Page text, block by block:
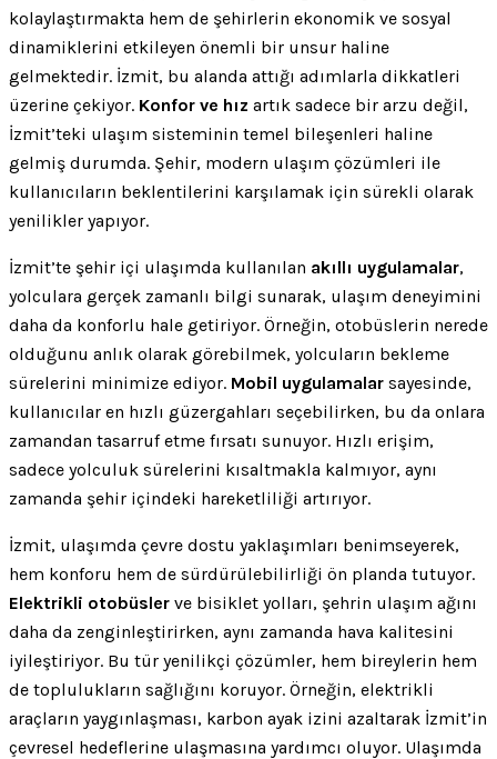
kolaylaştırmakta hem de şehirlerin ekonomik ve sosyal
dinamiklerini etkileyen önemli bir unsur haline
gelmektedir. İzmit, bu alanda attığı adımlarla dikkatleri
üzerine çekiyor. Konfor ve hız artık sadece bir arzu değil,
İzmit’teki ulaşım sisteminin temel bileşenleri haline
gelmiş durumda. Şehir, modern ulaşım çözümleri ile
kullanıcıların beklentilerini karşılamak için sürekli olarak
yenilikler yapıyor.
İzmit’te şehir içi ulaşımda kullanılan akıllı uygulamalar,
yolculara gerçek zamanlı bilgi sunarak, ulaşım deneyimini
daha da konforlu hale getiriyor. Örneğin, otobüslerin nerede
olduğunu anlık olarak görebilmek, yolcuların bekleme
sürelerini minimize ediyor. Mobil uygulamalar sayesinde,
kullanıcılar en hızlı güzergahları seçebilirken, bu da onlara
zamandan tasarruf etme fırsatı sunuyor. Hızlı erişim,
sadece yolculuk sürelerini kısaltmakla kalmıyor, aynı
zamanda şehir içindeki hareketliliği artırıyor.
İzmit, ulaşımda çevre dostu yaklaşımları benimseyerek,
hem konforu hem de sürdürülebilirliği ön planda tutuyor.
Elektrikli otobüsler ve bisiklet yolları, şehrin ulaşım ağını
daha da zenginleştirirken, aynı zamanda hava kalitesini
iyileştiriyor. Bu tür yenilikçi çözümler, hem bireylerin hem
de toplulukların sağlığını koruyor. Örneğin, elektrikli
araçların yaygınlaşması, karbon ayak izini azaltarak İzmit’in
çevresel hedeflerine ulaşmasına yardımcı oluyor. Ulaşımda